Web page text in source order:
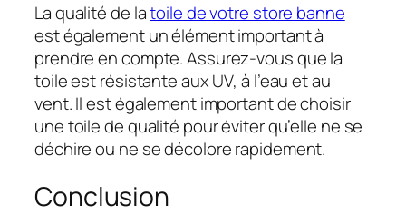
La qualité de latoile de votre store banne
est également un élément important à
prendre en compte. Assurez-vous que la
toile est résistante aux UV, à l’eau et au
vent. Il est également important de choisir
une toile de qualité pour éviter qu’elle ne se
déchire ou ne se décolore rapidement.
Conclusion